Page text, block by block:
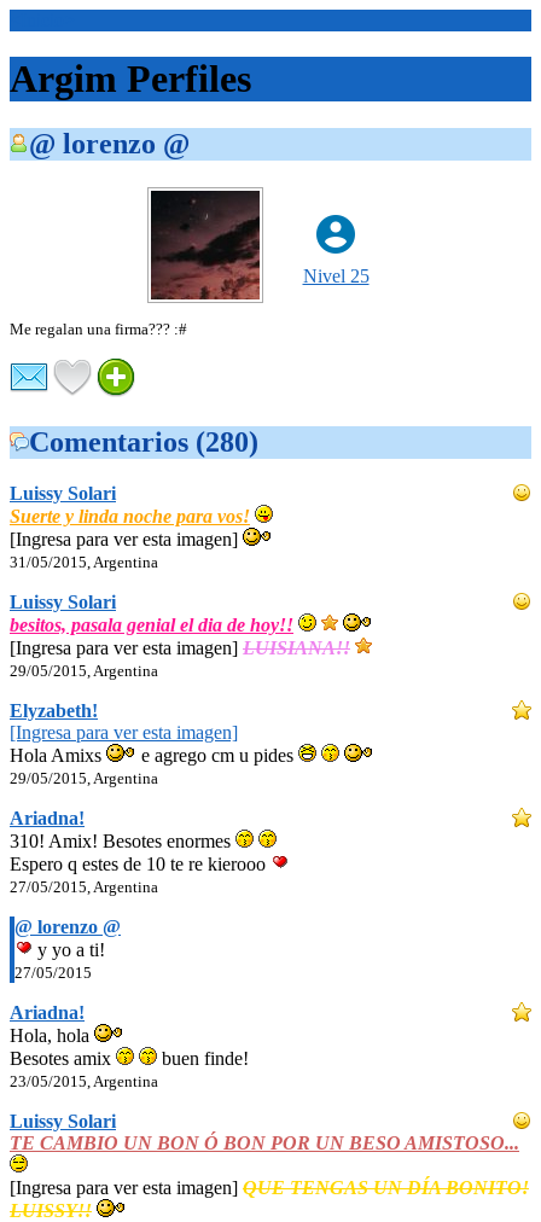
Argim Perfiles
@ lorenzo @
Nivel 25
Me regalan una firma??? :#
Comentarios (280)
Luissy Solari
Suerte y linda noche para vos!
[Ingresa para ver esta imagen]
31/05/2015, Argentina
Luissy Solari
besitos, pasala genial el dia de hoy!!
[Ingresa para ver esta imagen] LUISIANA!!
29/05/2015, Argentina
Elyzabeth!
[Ingresa para ver esta imagen]
Hola Amixs
e agrego cm u pides
29/05/2015, Argentina
Ariadna!
310! Amix! Besotes enormes
Espero q estes de 10 te re kierooo
27/05/2015, Argentina
@ lorenzo @
y yo a ti!
27/05/2015
Ariadna!
Hola, hola
Besotes amix
buen finde!
23/05/2015, Argentina
Luissy Solari
TE CAMBIO UN BON Ó BON POR UN BESO AMISTOSO...
[Ingresa para ver esta imagen] QUE TENGAS UN DÍA BONITO!
LUISSY!!